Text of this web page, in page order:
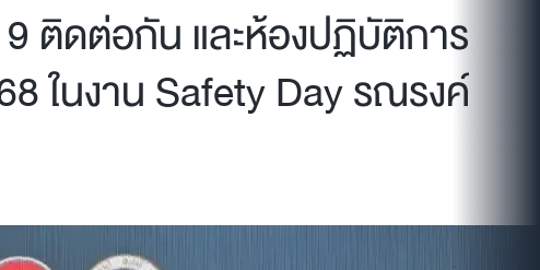
ติดต่อกัน และห้องปฏิบัติการ
ในงาน Safety Day รณรงค์